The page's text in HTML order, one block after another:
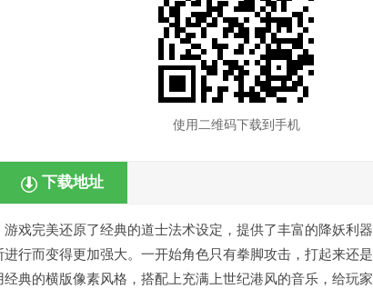
使用二维码下载到手机
下载地址
戏完美还原了经典的道士法术设定，提供了丰富的降妖利器
行而变得更加强大。一开始角色只有拳脚攻击，打起来还是
典的横版像素风格，搭配上充满上世纪港风的音乐，给玩家